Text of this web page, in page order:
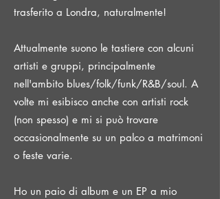
trasferito a Londra, naturalmente!
Attualmente suono le tastiere con alcuni
artisti e gruppi, principalmente
nell'ambito blues/folk/funk/R&B/soul. A
volte mi esibisco anche con artisti rock
(non spesso) e mi si può trovare
occasionalmente su un palco a matrimoni
o feste varie.
Ho un paio di album e un EP a mio